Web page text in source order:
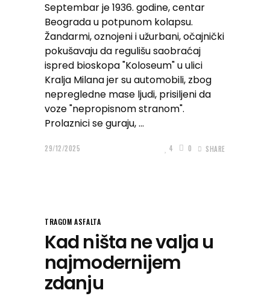
Septembar je 1936. godine, centar
Beograda u potpunom kolapsu.
Žandarmi, oznojeni i užurbani, očajnički
pokušavaju da regulišu saobraćaj
ispred bioskopa "Koloseum" u ulici
Kralja Milana jer su automobili, zbog
nepregledne mase ljudi, prisiljeni da
voze "nepropisnom stranom".
Prolaznici se guraju,
29/12/2025 4 0 SHARE
TRAGOM ASFALTA
Kad ništa ne valja u
najmodernijem
zdanju